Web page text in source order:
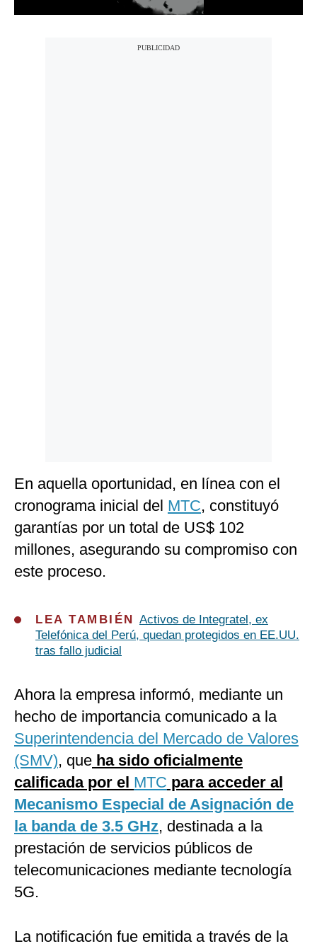
En aquella oportunidad, en línea con el
cronograma inicial del MTC, constituyó
garantías por un total de US$ 102
millones, asegurando su compromiso con
este proceso.
LEA TAMBIÉN Activos de Integratel, ex
Telefónica del Perú, quedan protegidos en EE.UU.
tras fallo judicial
Ahora la empresa informó, mediante un
hecho de importancia comunicado a la
Superintendencia del Mercado de Valores
(SMV), que ha sido oficialmente
calificada por el MTC para acceder al
Mecanismo Especial de Asignación de
la banda de 3.5 GHz, destinada a la
prestación de servicios públicos de
telecomunicaciones mediante tecnología
5G.
La notificación fue emitida a través de la